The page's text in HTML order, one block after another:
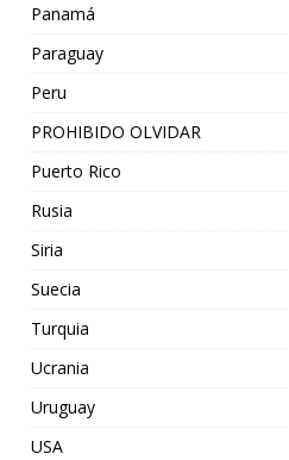
Panamá
Paraguay
Peru
PROHIBIDO OLVIDAR
Puerto Rico
Rusia
Siria
Suecia
Turquia
Ucrania
Uruguay
USA